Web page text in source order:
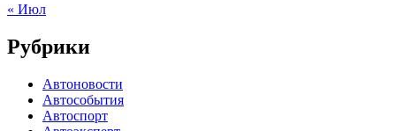
« Июл
Рубрики
Автоновости
Автособытия
Автоспорт